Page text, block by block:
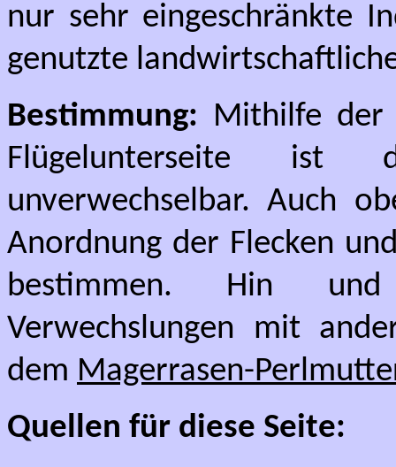
nur sehr eingeschränkte
genutzte
Bestimmung: Mithilfe der
Flügelunterseite ist
unverwechselbar. Auch
Anordnung der Flecken
bestimmen. Hin
Verwechslungen mit
dem Magerrasen-
Quellen für diese Seite: